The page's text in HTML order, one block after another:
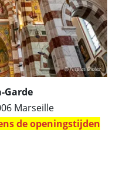
Garde
Marseille
de openingstijden